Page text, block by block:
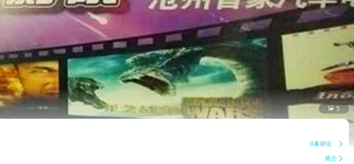
 5
0条评论 
简介 